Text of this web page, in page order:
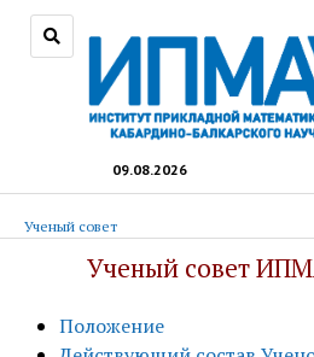
09.08.2026
Ученый совет
Ученый совет
Положение